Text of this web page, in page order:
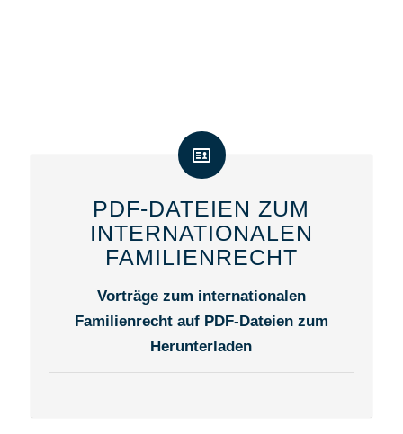
PDF-DATEIEN ZUM
INTERNATIONALEN
FAMILIENRECHT
Vorträge zum internationalen
Familienrecht auf PDF-Dateien zum
Herunterladen